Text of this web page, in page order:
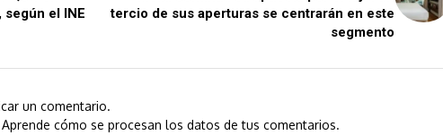
el INE
tercio de sus aperturas se centrarán en este
segmento
un comentario.
Aprende cómo se procesan los datos de tus comentarios.